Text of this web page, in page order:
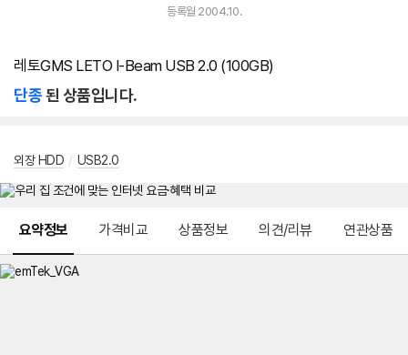
등록월 2004.10.
레토GMS LETO I-Beam USB 2.0 (100GB)
단종된 상품입니다.
외장 HDD / USB2.0
요약정보 가격비교 상품정보 의견/리뷰 연관상품